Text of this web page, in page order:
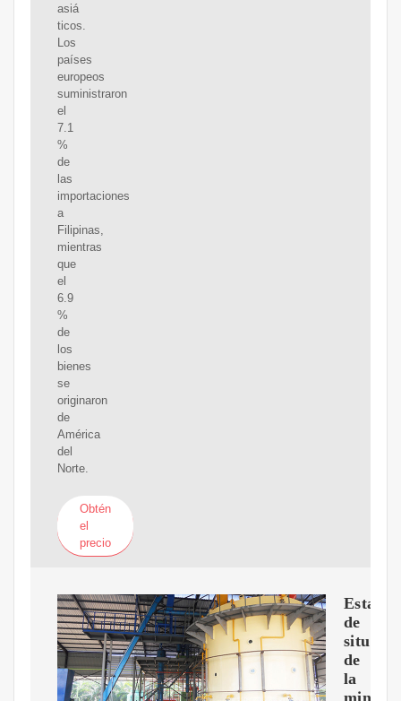
asiá
ticos.
Los
países
europeos
suministraron
el
7.1
%
de
las
importaciones
a
Filipinas,
mientras
que
el
6.9
%
de
los
bienes
se
originaron
de
América
del
Norte.
Obtén
el
precio
Estado
de
de
la
minería